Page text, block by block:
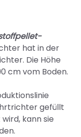
hat in der
Die Höhe
cm vom Boden.
gefüllt
kann sie